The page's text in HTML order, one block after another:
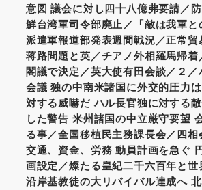
意図 議会に対し四十八億弗要請／
鮮台湾軍司令部廃止／「敵は我軍
派遣軍報道部発表週間戦況／正常
蒋路問題と英／チアノ外相羅馬帰着
閣議で決定／英大使有田会談／２
会議 独の中南米諸国に外交的圧力
対する威嚇だ ハル長官独に対する
した警告 米州諸国の中立厳守要望
る事／全国移植民主務課長会／四相
交通、資金、労務 動員計画を急ぐ
画設定／燦たる皇紀二千六百年と世
沿岸基教徒の大リバイバル達成へ